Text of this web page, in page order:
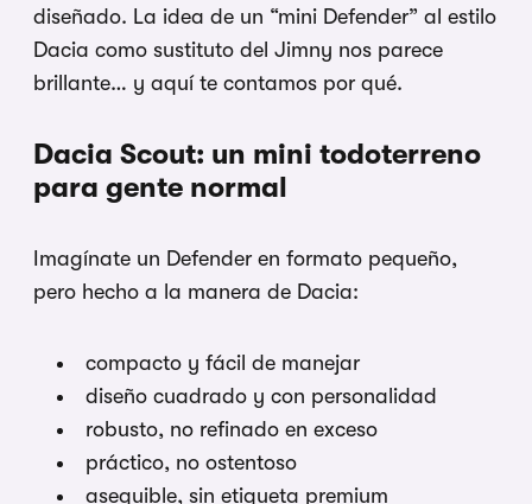
diseñado. La idea de un “mini Defender” al estilo
Dacia como sustituto del Jimny nos parece
brillante… y aquí te contamos por qué.
Dacia Scout: un mini todoterreno
para gente normal
Imagínate un Defender en formato pequeño,
pero hecho a la manera de Dacia:
compacto y fácil de manejar
diseño cuadrado y con personalidad
robusto, no refinado en exceso
práctico, no ostentoso
asequible, sin etiqueta premium